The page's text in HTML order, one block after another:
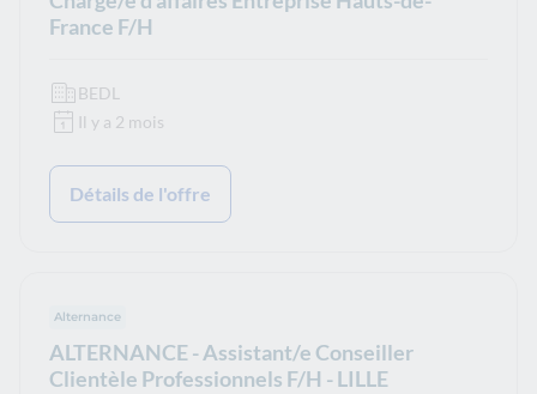
France F/H
BEDL
Il y a 2 mois
Détails de l'offre
Type de contrat :
Alternance
ALTERNANCE - Assistant/e Conseiller
Clientèle Professionnels F/H - LILLE